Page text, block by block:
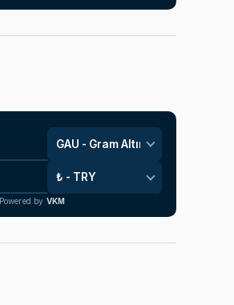
Powered by VKM